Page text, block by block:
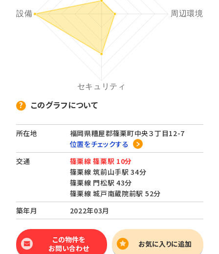
このグラフについて
所在地
福岡県糟屋郡篠栗町中央３丁目12-7
位置をチェックする
交通
篠栗線 篠栗駅 10分
篠栗線 筑前山手駅 34分
篠栗線 門松駅 43分
篠栗線 城戸南蔵院前駅 52分
築年月
2022年03月
この物件を
お問い合わせ
お気に入りに追加